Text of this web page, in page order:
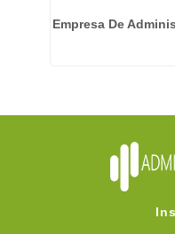
Empresa De